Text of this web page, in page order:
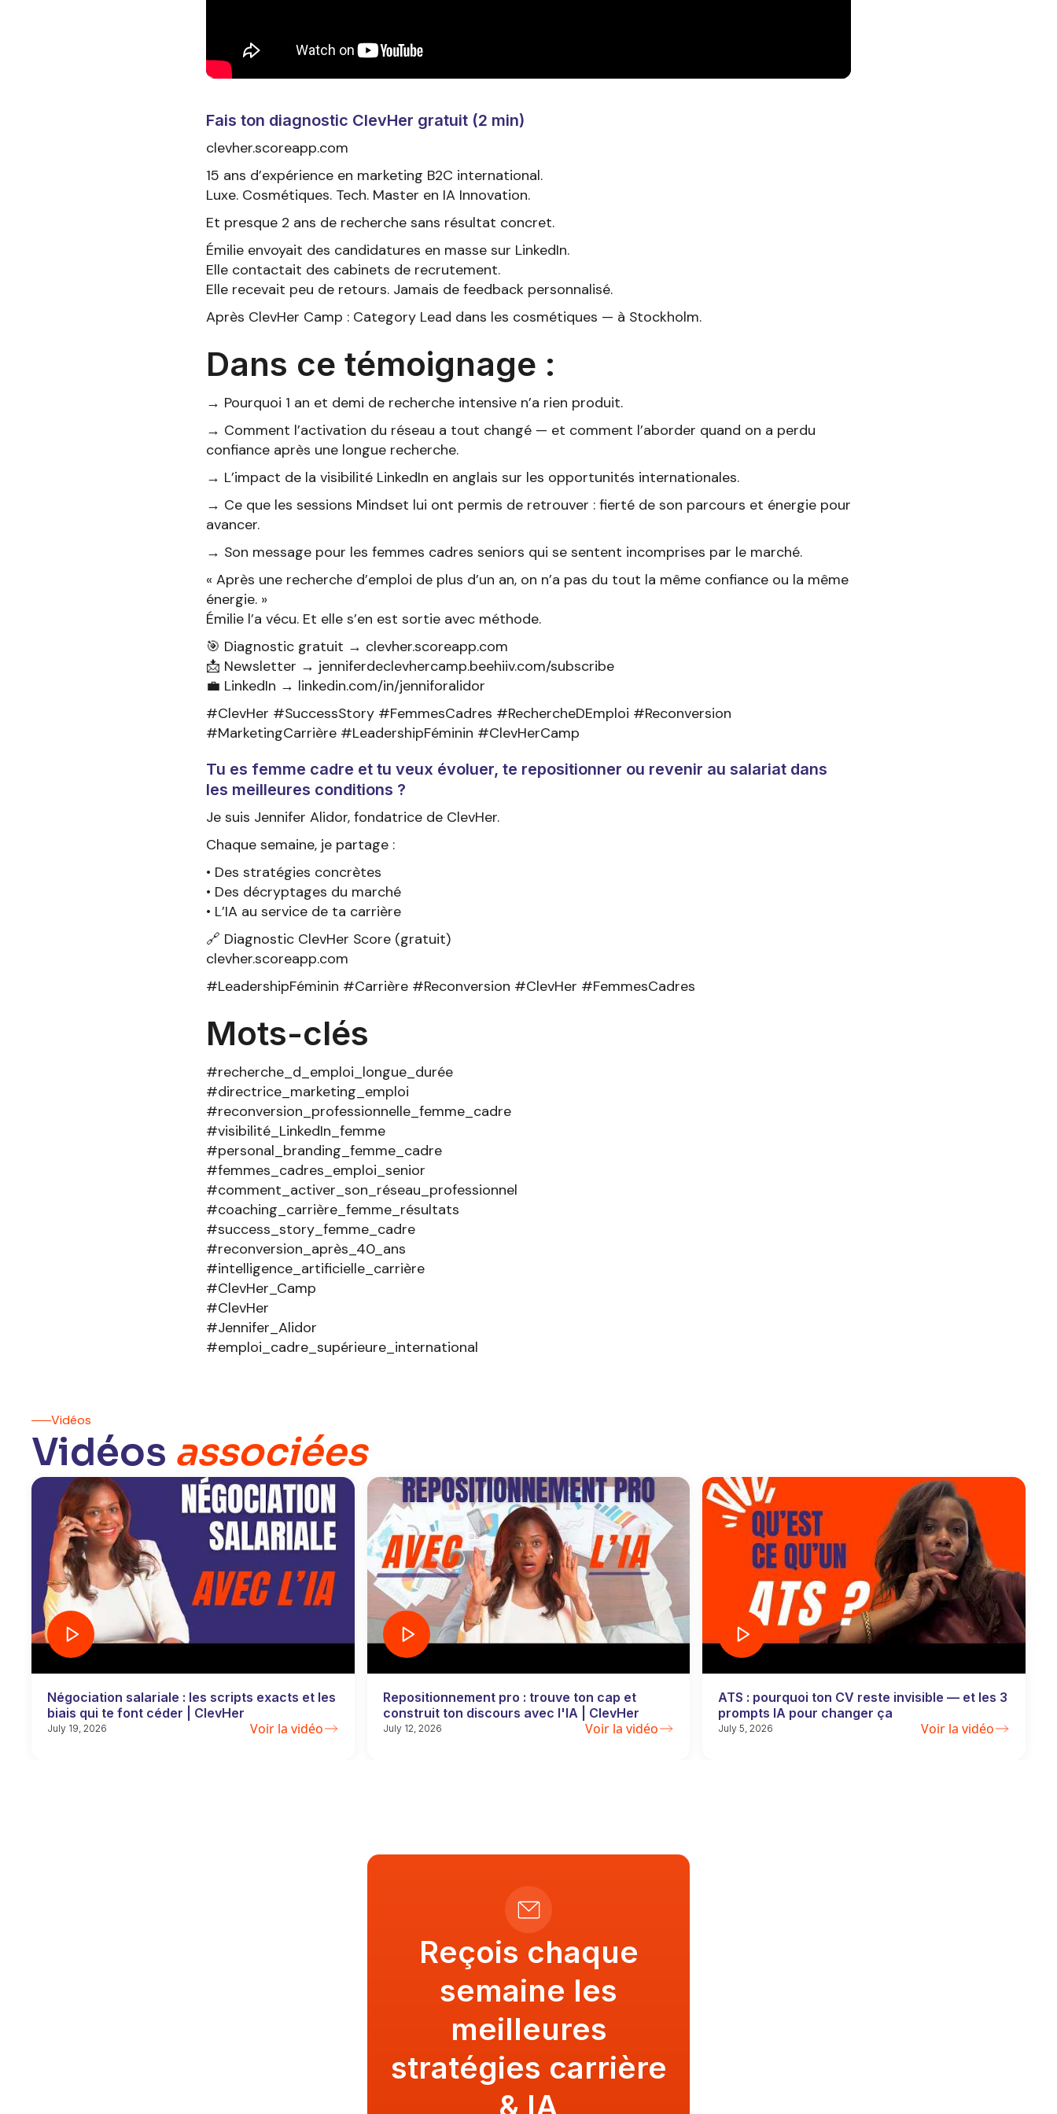
Fais ton diagnostic ClevHer gratuit (2 min)
clevher.scoreapp.com
15 ans d’expérience en marketing B2C international.
Luxe. Cosmétiques. Tech. Master en IA Innovation.
Et presque 2 ans de recherche sans résultat concret.
Émilie envoyait des candidatures en masse sur LinkedIn.
Elle contactait des cabinets de recrutement.
Elle recevait peu de retours. Jamais de feedback personnalisé.
Après ClevHer Camp : Category Lead dans les cosmétiques — à Stockholm.
Dans ce témoignage :
→ Pourquoi 1 an et demi de recherche intensive n’a rien produit.
→ Comment l’activation du réseau a tout changé — et comment l’aborder quand on a perdu
confiance après une longue recherche.
→ L’impact de la visibilité LinkedIn en anglais sur les opportunités internationales.
→ Ce que les sessions Mindset lui ont permis de retrouver : fierté de son parcours et énergie pour
avancer.
→ Son message pour les femmes cadres seniors qui se sentent incomprises par le marché.
« Après une recherche d’emploi de plus d’un an, on n’a pas du tout la même confiance ou la même
énergie. »
Émilie l’a vécu. Et elle s’en est sortie avec méthode.
🎯 Diagnostic gratuit → clevher.scoreapp.com
📩 Newsletter → jenniferdeclevhercamp.beehiiv.com/subscribe
💼 LinkedIn → linkedin.com/in/jenniforalidor
#ClevHer #SuccessStory #FemmesCadres #RechercheDEmploi #Reconversion
#MarketingCarrière #LeadershipFéminin #ClevHerCamp
Tu es femme cadre et tu veux évoluer, te repositionner ou revenir au salariat dans
les meilleures conditions ?
Je suis Jennifer Alidor, fondatrice de ClevHer.
Chaque semaine, je partage :
• Des stratégies concrètes
• Des décryptages du marché
• L’IA au service de ta carrière
🔗 Diagnostic ClevHer Score (gratuit)
clevher.scoreapp.com
#LeadershipFéminin #Carrière #Reconversion #ClevHer #FemmesCadres
Mots-clés
#recherche_d_emploi_longue_durée
#directrice_marketing_emploi
#reconversion_professionnelle_femme_cadre
#visibilité_LinkedIn_femme
#personal_branding_femme_cadre
#femmes_cadres_emploi_senior
#comment_activer_son_réseau_professionnel
#coaching_carrière_femme_résultats
#success_story_femme_cadre
#reconversion_après_40_ans
#intelligence_artificielle_carrière
#ClevHer_Camp
#ClevHer
#Jennifer_Alidor
#emploi_cadre_supérieure_international
Vidéos
Vidéos associées
Négociation salariale : les scripts exacts et les
biais qui te font céder | ClevHer
July 19, 2026 Voir la vidéo
Repositionnement pro : trouve ton cap et
construit ton discours avec l'IA | ClevHer
July 12, 2026 Voir la vidéo
ATS : pourquoi ton CV reste invisible — et les 3
prompts IA pour changer ça
July 5, 2026 Voir la vidéo
Reçois chaque
semaine les
meilleures
stratégies carrière
& IA